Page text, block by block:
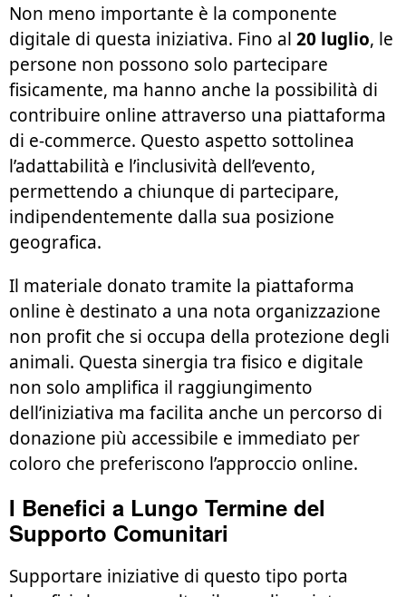
Non meno importante è la componente
digitale di questa iniziativa. Fino al 20 luglio, le
persone non possono solo partecipare
fisicamente, ma hanno anche la possibilità di
contribuire online attraverso una piattaforma
di e-commerce. Questo aspetto sottolinea
l’adattabilità e l’inclusività dell’evento,
permettendo a chiunque di partecipare,
indipendentemente dalla sua posizione
geografica.
Il materiale donato tramite la piattaforma
online è destinato a una nota organizzazione
non profit che si occupa della protezione degli
animali. Questa sinergia tra fisico e digitale
non solo amplifica il raggiungimento
dell’iniziativa ma facilita anche un percorso di
donazione più accessibile e immediato per
coloro che preferiscono l’approccio online.
I Benefici a Lungo Termine del
Supporto Comunitari
Supportare iniziative di questo tipo porta